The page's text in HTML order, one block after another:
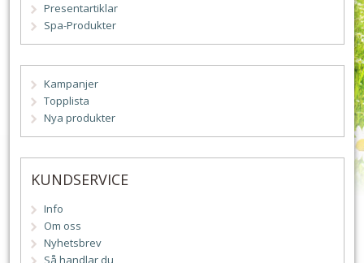
Presentartiklar
Spa-Produkter
Kampanjer
Topplista
Nya produkter
KUNDSERVICE
Info
Om oss
Nyhetsbrev
Så handlar du